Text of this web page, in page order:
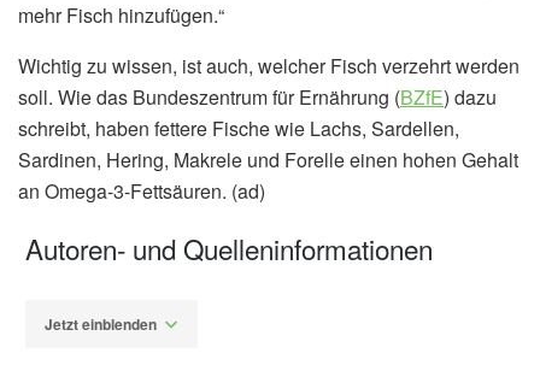
mehr Fisch hinzufügen.“
Wichtig zu wissen, ist auch, welcher Fisch verzehrt werden
soll. Wie das Bundeszentrum für Ernährung (BZfE) dazu
schreibt, haben fettere Fische wie Lachs, Sardellen,
Sardinen, Hering, Makrele und Forelle einen hohen Gehalt
an Omega-3-Fettsäuren. (ad)
Autoren- und Quelleninformationen
Jetzt einblenden